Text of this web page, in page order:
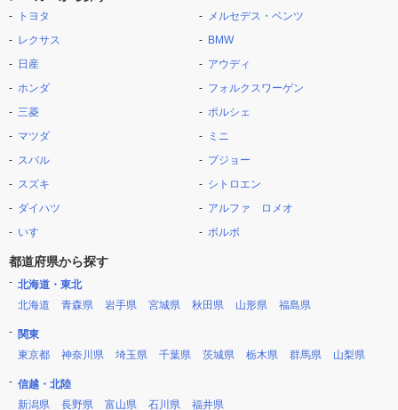
トヨタ
レクサス
日産
ホンダ
三菱
マツダ
スバル
スズキ
ダイハツ
いすゞ
メルセデス・ベンツ
BMW
アウディ
フォルクスワーゲン
ポルシェ
ミニ
プジョー
シトロエン
アルファ ロメオ
ボルボ
都道府県から探す
北海道・東北
北海道
青森県 岩手県 宮城県 秋田県 山形県 福島県
関東
東京都
神奈川県 埼玉県 千葉県 茨城県 栃木県 群馬県 山梨県
信越・北陸
新潟県
長野県 富山県 石川県 福井県